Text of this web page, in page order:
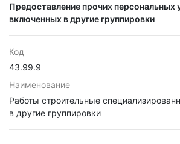
Предоставление прочих персональных
включенных в другие группировки
Код
43.99.9
Наименование
Работы строительные
в другие группировки